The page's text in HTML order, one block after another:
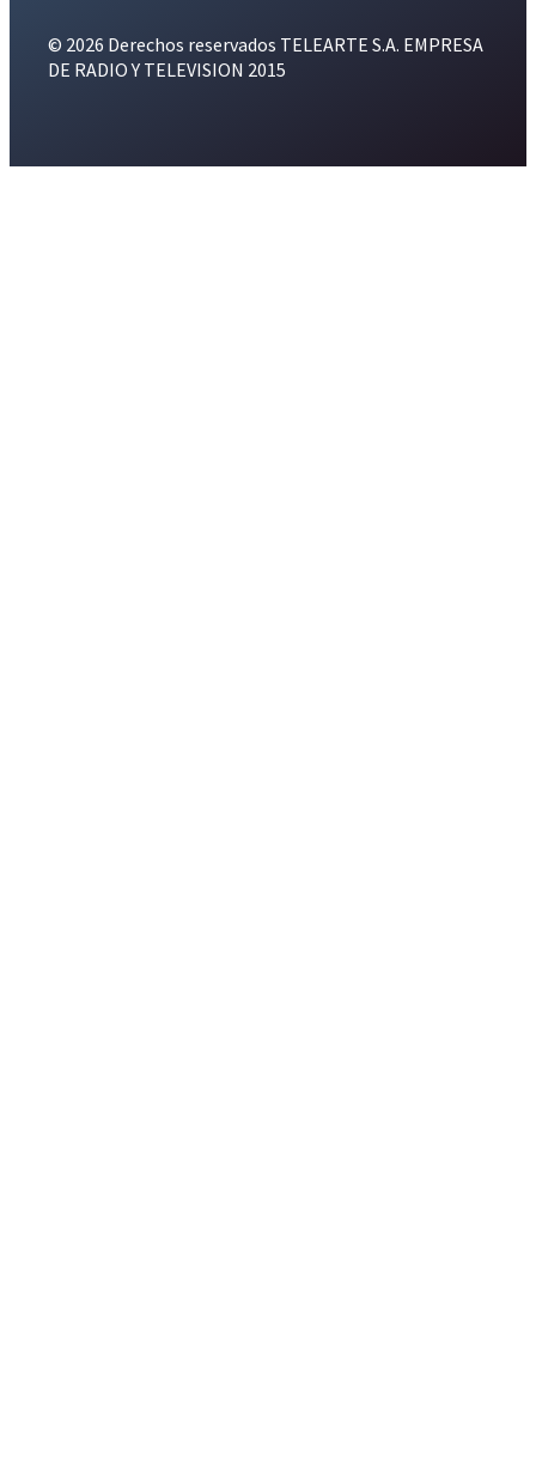
© 2026 Derechos reservados TELEARTE S.A. EMPRESA
DE RADIO Y TELEVISION 2015